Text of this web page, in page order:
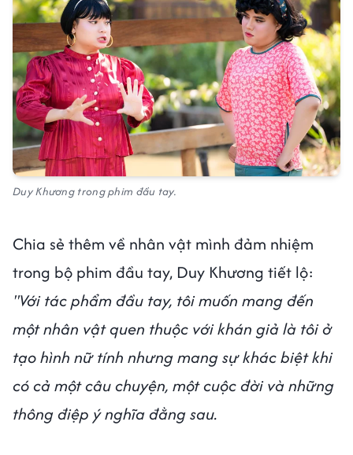
Duy Khương trong phim đầu tay.
Chia sẻ thêm về nhân vật mình đảm nhiệm
trong bộ phim đầu tay, Duy Khương tiết lộ:
"Với tác phẩm đầu tay, tôi muốn mang đến
một nhân vật quen thuộc với khán giả là tôi ở
tạo hình nữ tính nhưng mang sự khác biệt khi
có cả một câu chuyện, một cuộc đời và những
thông điệp ý nghĩa đằng sau.